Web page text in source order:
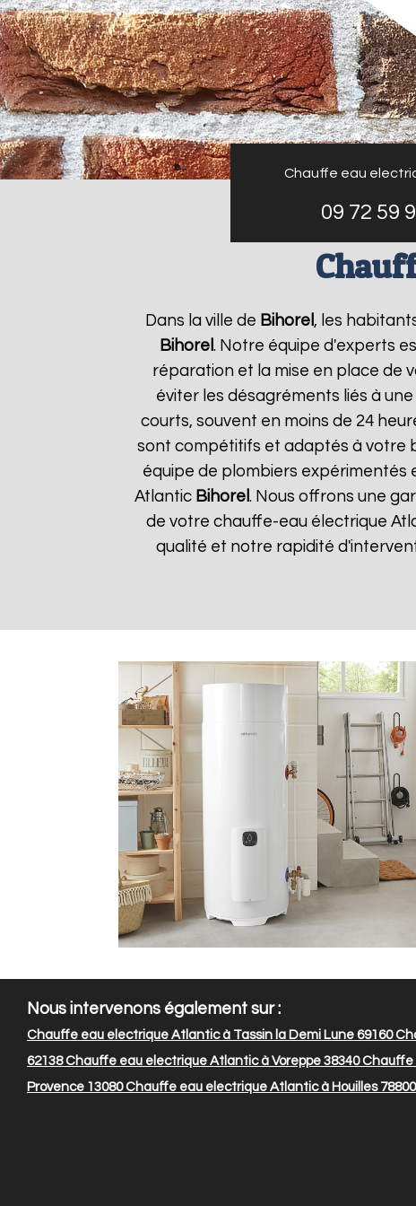
Chauffe eau
09 72 59
Dans la ville de Bihorel , les
Bihorel . Notre équipe d'experts
réparation et la mise en place de
éviter les désagréments liés à
courts, souvent en moins de 24
sont compétitifs et adaptés à votre
équipe de plombiers
Atlantic Bihorel . Nous offrons une
de votre chauffe-eau électrique
qualité et notre rapidité
Nous intervenons également sur :
Chauffe eau electrique Atlantic à Tassin la Demi Lune 69160
62138Chauffe eau electrique Atlantic à Voreppe 38340Chauffe
Provence 13080Chauffe eau electrique Atlantic à Houilles 78800